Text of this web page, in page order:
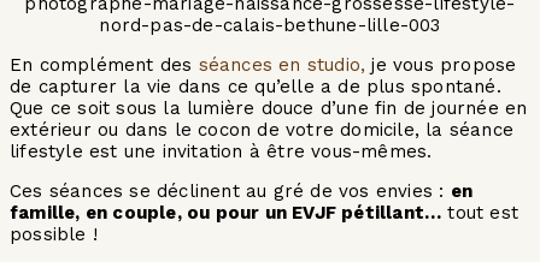
En complément des séances en studio, je vous propose
de capturer la vie dans ce qu’elle a de plus spontané.
Que ce soit sous la lumière douce d’une fin de journée en
extérieur ou dans le cocon de votre domicile, la séance
lifestyle est une invitation à être vous-mêmes.
Ces séances se déclinent au gré de vos envies : en
famille, en couple, ou pour un EVJF pétillant… tout est
possible !